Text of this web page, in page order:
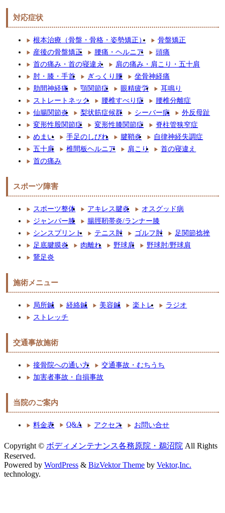
対応症状
根本治療（骨盤・骨格・姿勢矯正）
骨盤矯正
産後の骨盤矯正
腰痛・ヘルニア
頭痛
首の痛み・首の寝違え
肩の痛み・肩こり・五十肩
肘・膝・手首
ぎっくり腰
坐骨神経痛
肋間神経痛
顎関節症 眼精疲労
耳鳴り
ストレートネック
腰椎すべり症
腰椎分離症
仙腸関節炎
梨状筋症候群 シーバー病
外反母趾
変形性股関節症
変形性膝関節症
脊柱管狭窄症
めまい
手足のしびれ 腱鞘炎
自律神経失調症
五十肩
椎間板ヘルニア 肩こり
首の寝違え
首の痛み
スポーツ障害
スポーツ整体 アキレス腱炎
オスグッド病
ジャンパー膝
腸脛靭帯炎/ランナー膝
シンスプリント
テニス肘 ゴルフ肘
足関節捻挫
足底腱膜炎
肉離れ 野球肩
野球肘/野球肩
鵞足炎
施術メニュー
局所鍼 経絡鍼 美容鍼 楽トレ
ラジオ
ストレッチ
交通事故施術
接骨院への通い方
交通事故・むちうち
加害者事故・自損事故
当院のご案内
料金表 Q&A アクセス お問い合せ
Copyright © ボディメンテナンス各務原院・鵜沼院 All Rights
Reserved.
Powered by WordPress & BizVektor Theme by Vektor,Inc.
technology.